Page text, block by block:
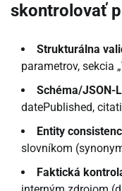
skontrolovať
Strukturálna
parametrov, sekcia
Schéma/JSON-
datePublished,
Entity
slovníkom
Faktická